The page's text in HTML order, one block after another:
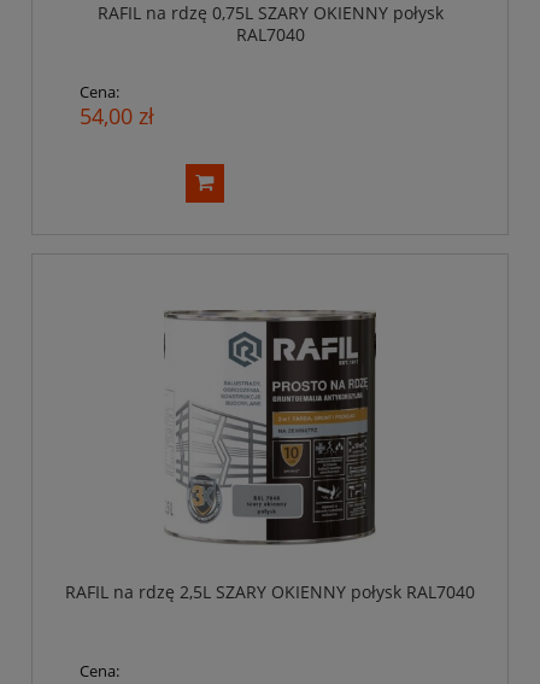
RAFIL na rdzę 0,75L SZARY OKIENNY połysk
RAL7040
Cena:
54,00 zł
RAFIL na rdzę 2,5L SZARY OKIENNY połysk RAL7040
Cena: